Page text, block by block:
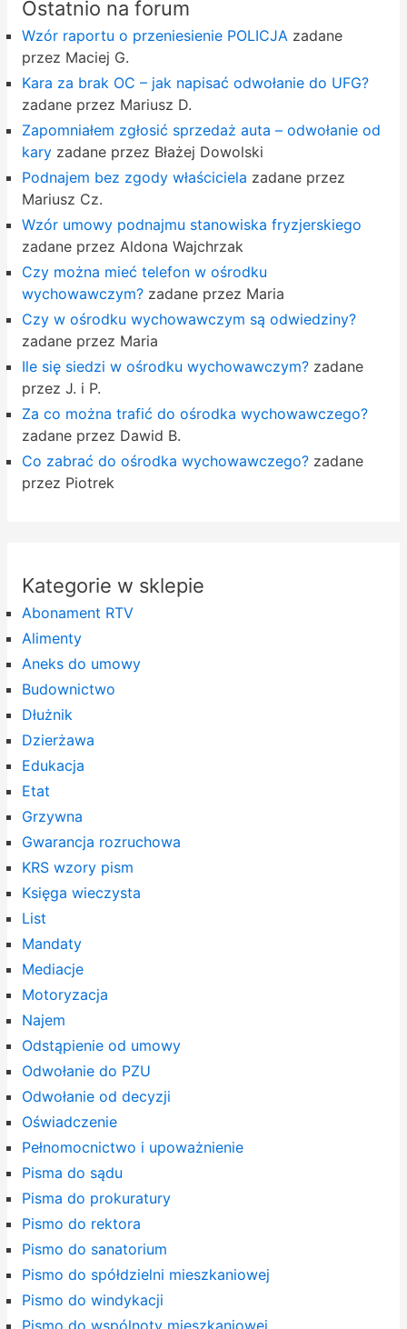
Ostatnio na forum
Wzór raportu o przeniesienie POLICJA zadane
przez Maciej G.
Kara za brak OC – jak napisać odwołanie do UFG?
zadane przez Mariusz D.
Zapomniałem zgłosić sprzedaż auta – odwołanie od
karyzadane przez Błażej Dowolski
Podnajem bez zgody właściciela zadane przez
Mariusz Cz.
Wzór umowy podnajmu stanowiska fryzjerskiego
zadane przez Aldona Wajchrzak
Czy można mieć telefon w ośrodku
wychowawczym?zadane przez Maria
Czy w ośrodku wychowawczym są odwiedziny?
zadane przez Maria
Ile się siedzi w ośrodku wychowawczym?zadane
przez J. i P.
Za co można trafić do ośrodka wychowawczego?
zadane przez Dawid B.
Co zabrać do ośrodka wychowawczego?zadane
przez Piotrek
Kategorie w sklepie
Abonament RTV
Alimenty
Aneks do umowy
Budownictwo
Dłużnik
Dzierżawa
Edukacja
Etat
Grzywna
Gwarancja rozruchowa
KRS wzory pism
Księga wieczysta
List
Mandaty
Mediacje
Motoryzacja
Najem
Odstąpienie od umowy
Odwołanie do PZU
Odwołanie od decyzji
Oświadczenie
Pełnomocnictwo i upoważnienie
Pisma do sądu
Pisma do prokuratury
Pismo do rektora
Pismo do sanatorium
Pismo do spółdzielni mieszkaniowej
Pismo do windykacji
Pismo do wspólnoty mieszkaniowej